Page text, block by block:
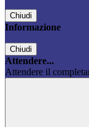
Chiudi
Informazione
Chiudi
Attendere...
Attendere il